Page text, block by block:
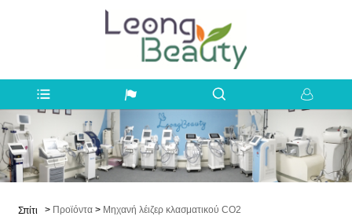
Σπίτι > Προϊόντα > Μηχανή λέιζερ κλασματικού CO2